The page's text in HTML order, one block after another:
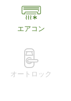
エアコン
オートロック